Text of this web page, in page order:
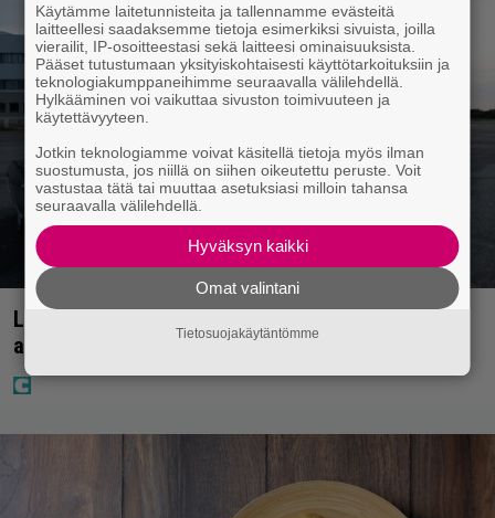
Laulaja Mirellan rantakuvat ovat täynnä lomaa,
aurinkoa ja iloa
Käytämme laitetunnisteita ja tallennamme evästeitä
laitteellesi saadaksemme tietoja esimerkiksi sivuista, joilla
vierailit, IP-osoitteestasi sekä laitteesi ominaisuuksista.
Pääset tutustumaan yksityiskohtaisesti käyttötarkoituksiin ja
teknologiakumppaneihimme seuraavalla välilehdellä.
Hylkääminen voi vaikuttaa sivuston toimivuuteen ja
käytettävyyteen.
Jotkin teknologiamme voivat käsitellä tietoja myös ilman
suostumusta, jos niillä on siihen oikeutettu peruste. Voit
vastustaa tätä tai muuttaa asetuksiasi milloin tahansa
seuraavalla välilehdellä.
Hyväksyn kaikki
Omat valintani
Tietosuojakäytäntömme